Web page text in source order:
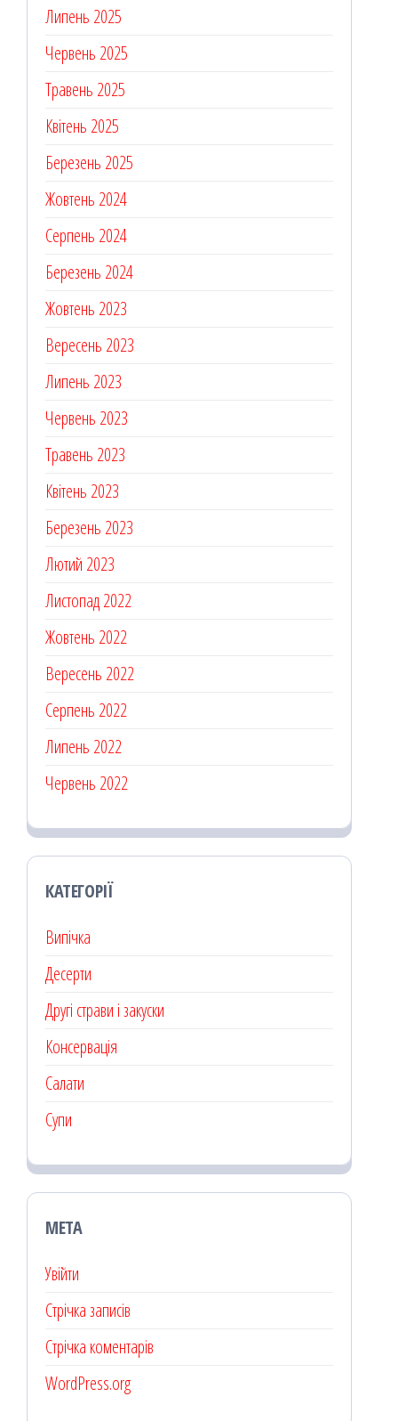
Липень 2025
Червень 2025
Травень 2025
Квітень 2025
Березень 2025
Жовтень 2024
Серпень 2024
Березень 2024
Жовтень 2023
Вересень 2023
Липень 2023
Червень 2023
Травень 2023
Квітень 2023
Березень 2023
Лютий 2023
Листопад 2022
Жовтень 2022
Вересень 2022
Серпень 2022
Липень 2022
Червень 2022
КАТЕГОРІЇ
Випічка
Десерти
Другі страви і закуски
Консервація
Салати
Супи
МЕТА
Увійти
Стрічка записів
Стрічка коментарів
WordPress.org